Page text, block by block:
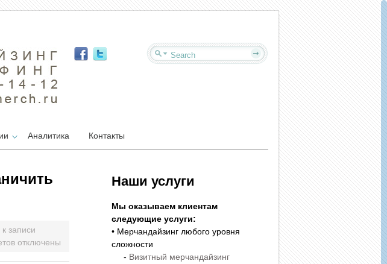
Аналитика Контакты
к записи
отключены
Наши услуги
Мы оказываем клиентам
следующие услуги:
• Мерчандайзинг любого уровня
сложности
- Визитный мерчандайзинг